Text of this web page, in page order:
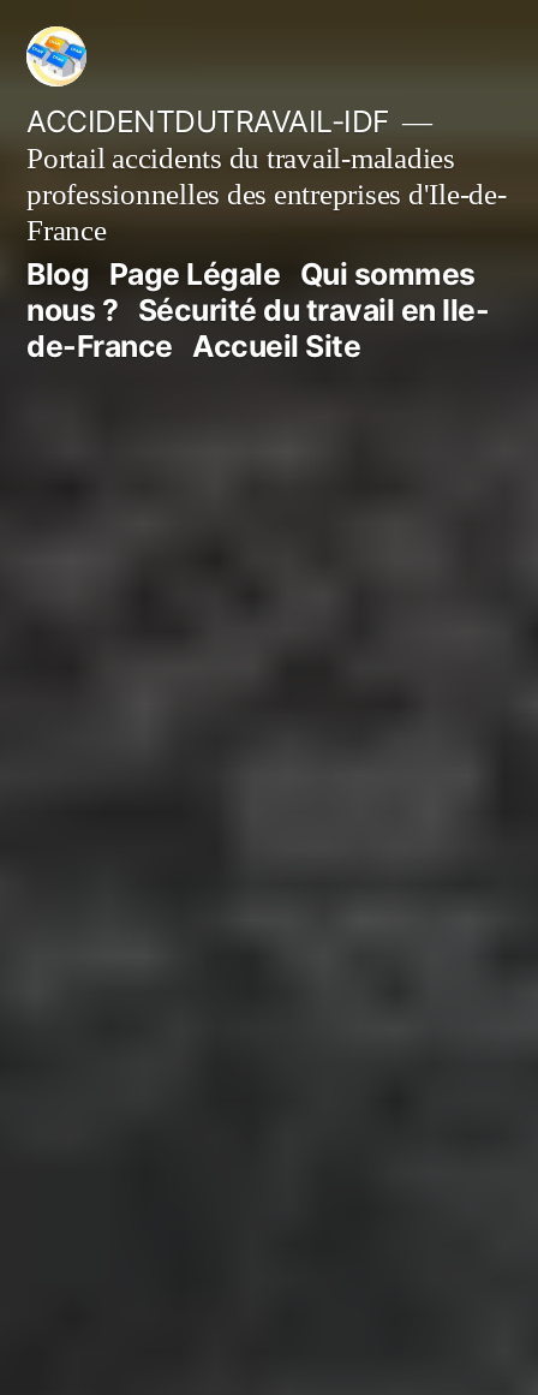
Aller
contenu
ACCIDENTDUTRAVAIL-IDF
Portail accidents du travail-maladies
professionnelles des entreprises d'Ile-de-
France
Blog Page Légale Qui sommes
nous ? Sécurité du travail en Ile-
de-France Accueil Site